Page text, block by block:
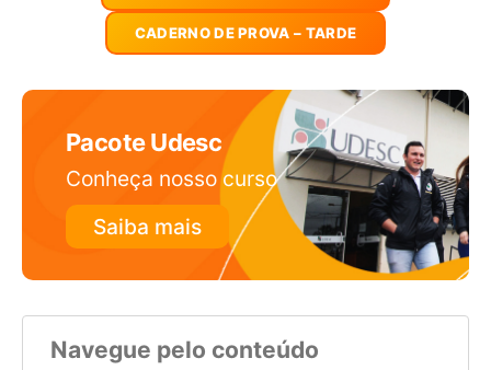
CADERNO DE PROVA – TARDE
Pacote Udesc
Conheça nosso curso
Saiba mais
Navegue pelo conteúdo